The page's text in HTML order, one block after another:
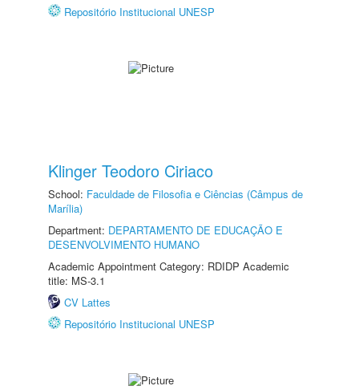
Repositório Institucional UNESP
Klinger Teodoro Ciriaco
School: Faculdade de Filosofia e Ciências (Câmpus de
Marília)
Department: DEPARTAMENTO DE EDUCAÇÃO E
DESENVOLVIMENTO HUMANO
Academic Appointment Category: RDIDP Academic
title: MS-3.1
CV Lattes
Repositório Institucional UNESP